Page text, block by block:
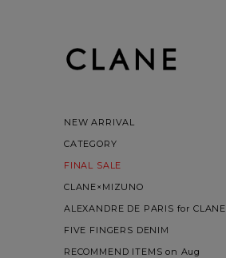
NEW ARRIVAL
CATEGORY
FINAL SALE
CLANE×MIZUNO
ALEXANDRE DE PARIS for CLANE
FIVE FINGERS DENIM
RECOMMEND ITEMS on Aug